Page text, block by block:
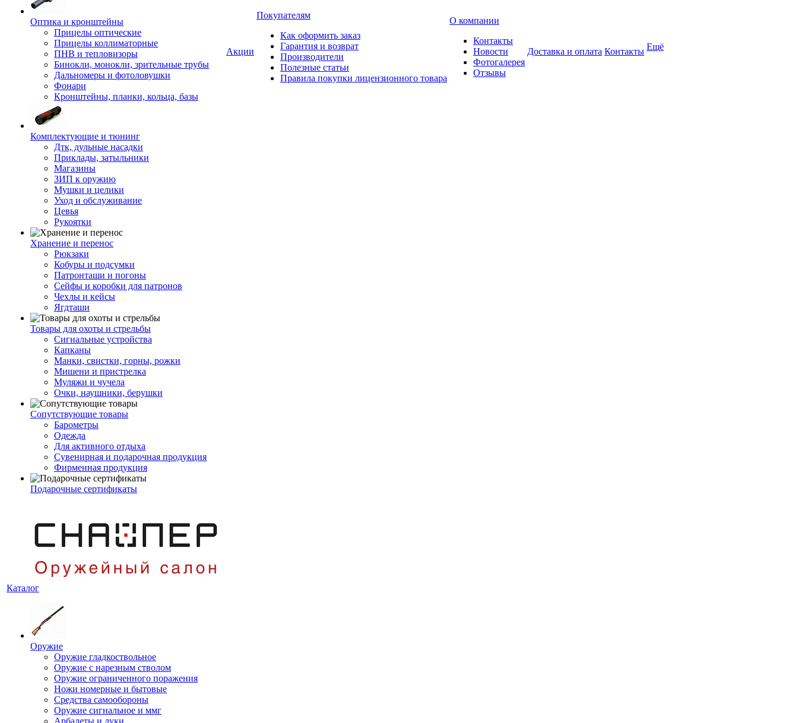
Оптика и кронштейны
Прицелы оптические
Прицелы коллиматорные
ПНВ и тепловизоры
Бинокли, монокли, зрительные трубы
Дальномеры и фотоловушки
Фонари
Кронштейны, планки, кольца, базы
Комплектующие и тюнинг
Дтк, дульные насадки
Приклады, затыльники
Магазины
ЗИП к оружию
Мушки и целики
Уход и обслуживание
Цевья
Рукоятки
Хранение и перенос
Рюкзаки
Кобуры и подсумки
Патронташи и погоны
Сейфы и коробки для патронов
Чехлы и кейсы
Ягдташи
Товары для охоты и стрельбы
Сигнальные устройства
Капканы
Манки, свистки, горны, рожки
Мишени и пристрелка
Муляжи и чучела
Очки, наушники, берушки
Сопутствующие товары
Барометры
Одежда
Для активного отдыха
Сувенирная и подарочная продукция
Фирменная продукция
Подарочные сертификаты
Акции
Покупателям
Как оформить заказ
Гарантия и возврат
Производители
Полезные статьи
Правила покупки лицензионного товара
О компании
Контакты
Новости
Фотогалерея
Отзывы
Доставка и оплата Контакты Ещё
Каталог
Оружие
Оружие гладкоствольное
Оружие с нарезным стволом
Оружие ограниченного поражения
Ножи номерные и бытовые
Средства самообороны
Оружие сигнальное и ммг
Арбалеты и луки